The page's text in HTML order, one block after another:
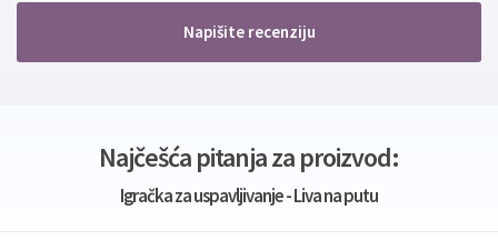
Napišite recenziju
Najčešća pitanja za proizvod:
Igračka za uspavljivanje - Liva na putu